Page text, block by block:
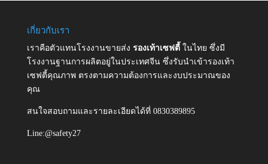
เกี่ยวกับเรา
เราคือตัวแทนโรงงานขายส่ง รองเท้าเซฟตี้ ในไทย ซึ่งมี
โรงงานฐานการผลิตอยู่ในประเทศจีน ซึ่งรับนำเข้ารองเท้า
เซฟตี้คุณภาพ ตรงตามความต้องการและงบประมาณของ
คุณ
สนใจสอบถามและรายละเอียดได้ที่ 0830389895
Line:@safety27